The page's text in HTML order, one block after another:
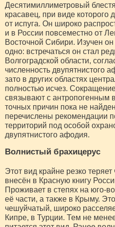
Десятимиллиметровый
красавец, при виде которого
от испуга. Он широко
и в России повсеместно от
Восточной Сибири. Изучен
одно: встречаться он стал
Волгоградской области,
численность двупятнистого
зато в других областях
полностью исчез.
связывают с антропогенным
точных причин пока не
перечислены рекомендации
территорий под особой
двупятнистого афодия.
Волнистый брахицерус
Этот вид крайне резко
внесён в Красную книгу
Проживает в степях на юго-
её части, а также в Крыму.
чешуйчатый, широко
Кипре, в Турции. Тем не